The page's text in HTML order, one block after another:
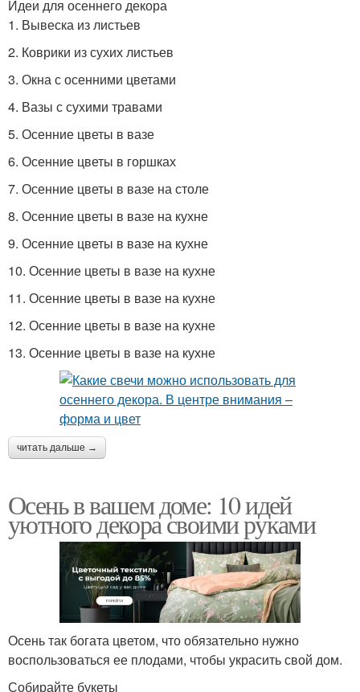
Идеи для осеннего декора
1. Вывеска из листьев
2. Коврики из сухих листьев
3. Окна с осенними цветами
4. Вазы с сухими травами
5. Осенние цветы в вазе
6. Осенние цветы в горшках
7. Осенние цветы в вазе на столе
8. Осенние цветы в вазе на кухне
9. Осенние цветы в вазе на кухне
10. Осенние цветы в вазе на кухне
11. Осенние цветы в вазе на кухне
12. Осенние цветы в вазе на кухне
13. Осенние цветы в вазе на кухне
читать дальше →
Осень в вашем доме: 10 идей
уютного декора своими руками
Осень так богата цветом, что обязательно нужно
воспользоваться ее плодами, чтобы украсить свой дом.
Собирайте букеты